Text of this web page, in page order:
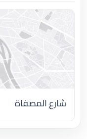
شارع المصفاة